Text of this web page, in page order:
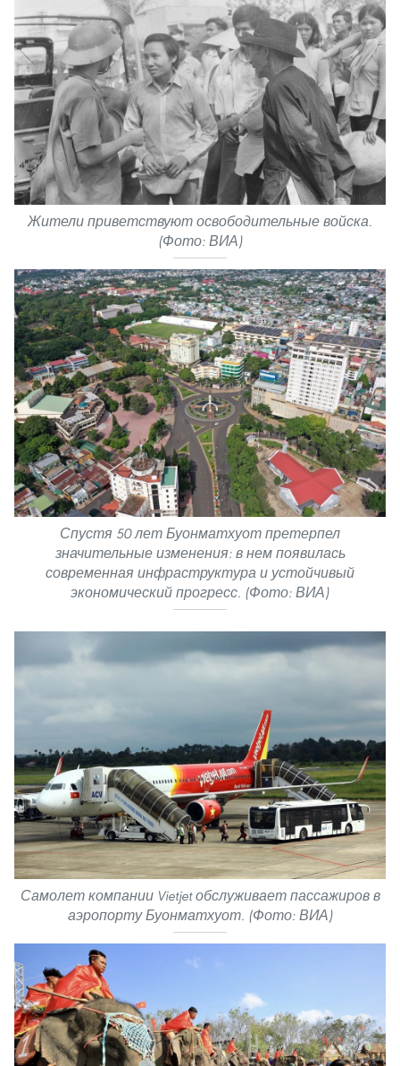
Жители приветствуют освободительные войска.
(Фото: ВИА)
Спустя 50 лет Буонматхуот претерпел
значительные изменения: в нем появилась
современная инфраструктура и устойчивый
экономический прогресс. (Фото: ВИА)
Самолет компании Vietjet обслуживает пассажиров в
аэропорту Буонматхуот. (Фото: ВИА)